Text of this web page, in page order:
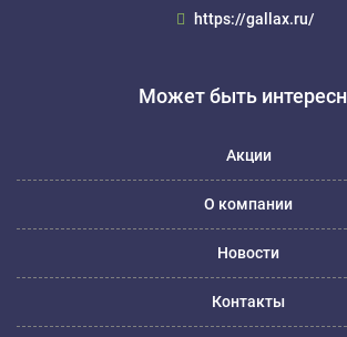
https://gallax.ru/
Может быть
Акции
О компании
Новости
Контакты